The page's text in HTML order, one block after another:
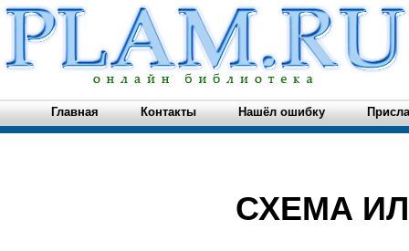
Главная Контакты Нашёл ошибку
СХЕМА